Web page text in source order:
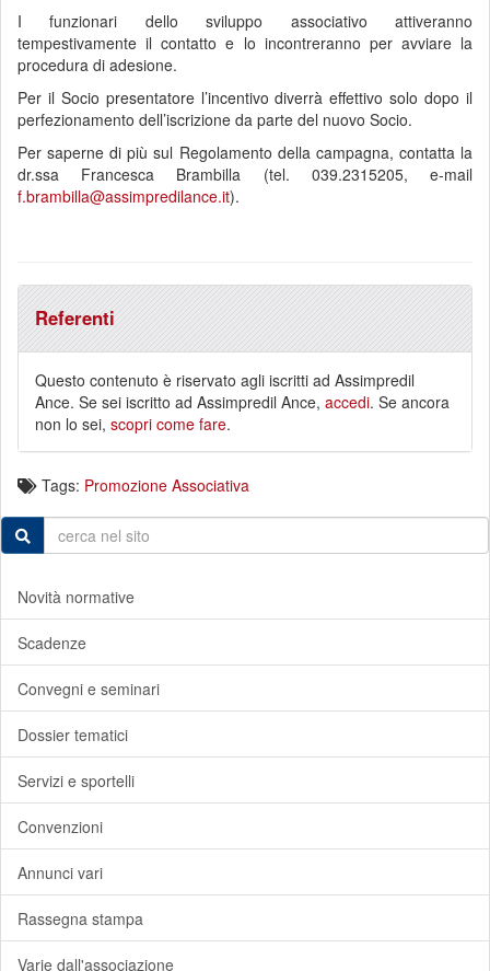
I funzionari dello sviluppo associativo attiveranno
tempestivamente il contatto e lo incontreranno per avviare la
procedura di adesione.
Per il Socio presentatore l’incentivo diverrà effettivo solo dopo il
perfezionamento dell’iscrizione da parte del nuovo Socio.
Per saperne di più sul Regolamento della campagna, contatta la
dr.ssa Francesca Brambilla (tel. 039.2315205, e-mail
f.brambilla@assimpredilance.it).
Referenti
Questo contenuto è riservato agli iscritti ad Assimpredil
Ance. Se sei iscritto ad Assimpredil Ance, accedi. Se ancora
non lo sei, scopri come fare.
Tags: Promozione Associativa
Novità normative
Scadenze
Convegni e seminari
Dossier tematici
Servizi e sportelli
Convenzioni
Annunci vari
Rassegna stampa
Varie dall'associazione